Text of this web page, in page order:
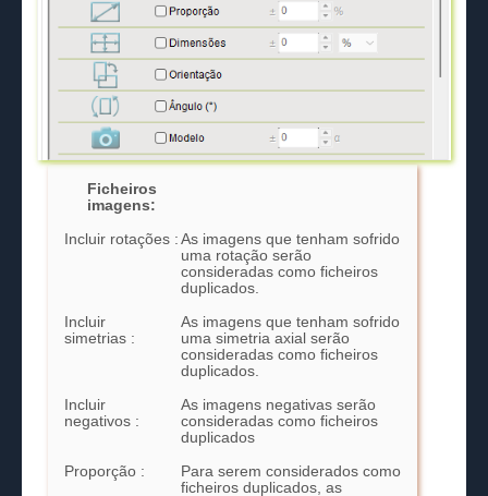
Ficheiros
imagens:
Incluir rotações : As imagens que tenham sofrido
uma rotação serão
consideradas como ficheiros
duplicados.
Incluir
simetrias :
As imagens que tenham sofrido
uma simetria axial serão
consideradas como ficheiros
duplicados.
Incluir
negativos :
As imagens negativas serão
consideradas como ficheiros
duplicados
Proporção :
Para serem considerados como
ficheiros duplicados, as